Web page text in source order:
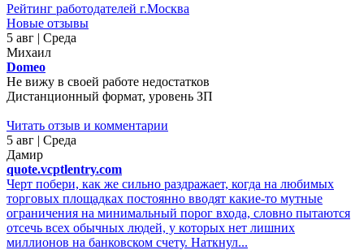
Рейтинг работодателей г.Москва
Новые отзывы
5 авг | Среда
Михаил
Domeo
Не вижу в своей работе недостатков
Дистанционный формат, уровень ЗП
Читать отзыв и комментарии
5 авг | Среда
Дамир
quote.vcptlentry.com
Черт побери, как же сильно раздражает, когда на любимых
торговых площадках постоянно вводят какие-то мутные
ограничения на минимальный порог входа, словно пытаются
отсечь всех обычных людей, у которых нет лишних
миллионов на банковском счету. Наткнул...